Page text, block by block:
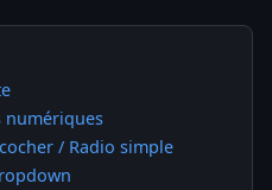
numériques
/ Radio simple